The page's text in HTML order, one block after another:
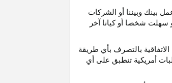
بينك وبيننا أو الشركات
سهلت شخصا أو كيانا آخر
بالتصرف بأي طريقة
أمريكية تنطبق على أي